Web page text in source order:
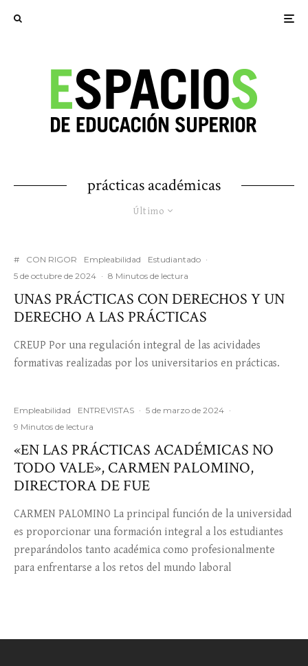
prácticas académicas
Último
# CON RIGOR Empleabilidad Estudiantado ·
5 de octubre de 2024 · 8 Minutos de lectura
UNAS PRÁCTICAS CON DERECHOS Y UN
DERECHO A LAS PRÁCTICAS
CREUP Por una regulación integral de las acividades
formativas realizadas por los universitarios en prácticas.
Empleabilidad ENTREVISTAS · 5 de marzo de 2024 ·
9 Minutos de lectura
«EN LAS PRÁCTICAS ACADÉMICAS NO
TODO VALE», CARMEN PALOMINO,
DIRECTORA DE FUE
CARMEN PALOMINO La principal función de la universidad
es proporcionar una formación integral a los estudiantes
preparándolos tanto académica como profesionalmente
para enfrentarse a los retos del mundo laboral